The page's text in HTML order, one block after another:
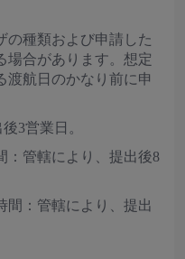
の種類および申請した
場合があります。想定
渡航日のかなり前に申
3営業日。
：管轄により、提出後8
間：管轄により、提出